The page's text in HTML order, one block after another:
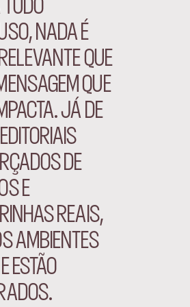
NADA É
QUE
QUE
JÁ DE
DE
E
REAIS,
AMBIENTES
ESTÃO